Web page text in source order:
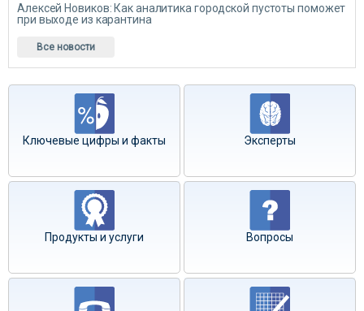
Алексей Новиков: Как аналитика городской пустоты поможет
при выходе из карантина
Все новости
Ключевые цифры и факты Эксперты
Продукты и услуги Вопросы